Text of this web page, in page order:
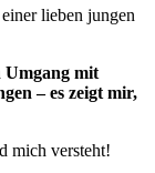
lieben jungen
Umgang mit
– es zeigt mir,
mich versteht!